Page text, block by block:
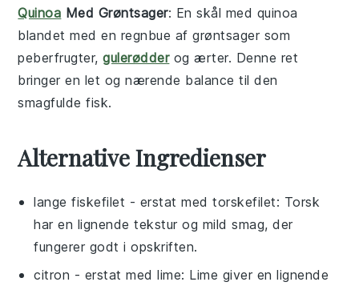
Quinoa Med Grøntsager: En skål med quinoa
blandet med en regnbue afgrøntsager som
peberfrugter,gulerødderogærter. Denne ret
bringer en let og nærende balance til den
smagfuldefisk.
Alternative Ingredienser
lange fiskefilet - erstat medtorskefilet: Torsk
har en lignende tekstur og mild smag, der
fungerer godt i opskriften.
citron - erstat medlime: Lime giver en lignende